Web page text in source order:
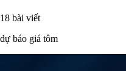
18 bài viết
dự báo giá tôm